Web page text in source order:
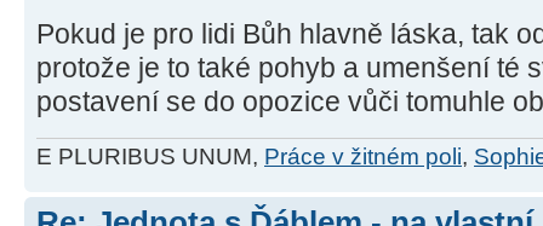
Pokud je pro lidi Bůh hlavně láska, tak
protože je to také pohyb a umenšení té
postavení se do opozice vůči tomuhle
E PLURIBUS UNUM, Práce v žitném poli,